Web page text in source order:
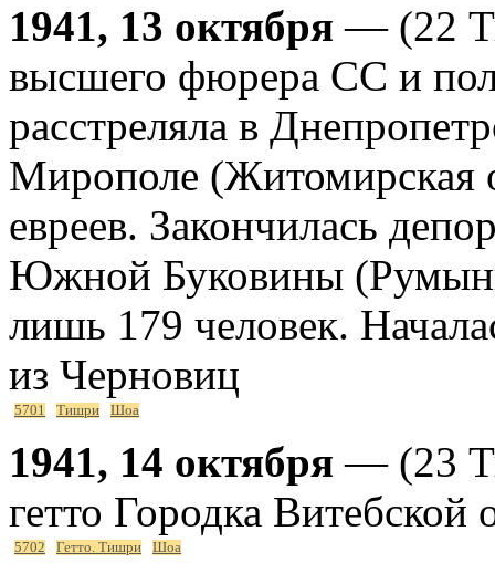
1941, 13 октября — (22
высшего фюрера СС и
расстреляла в
Мирополе (Житомирская
евреев. Закончилась
Южной Буковины
лишь 179 человек.
из Черновиц
5701 Тишри Шоа
1941, 14 октября — (23
гетто Городка Витебской
5702 Гетто. Тишри Шоа